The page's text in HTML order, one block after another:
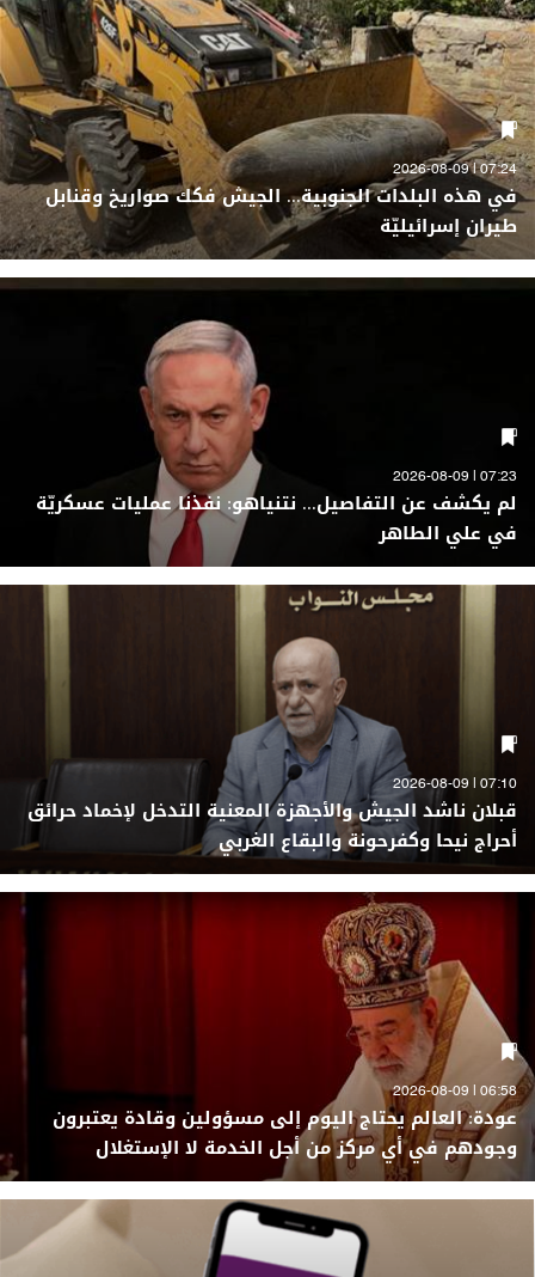
07:24 | 2026-08-09
في هذه البلدات الجنوبية... الجيش فكك صواريخ وقنابل
طيران إسرائيليّة
07:23 | 2026-08-09
لم يكشف عن التفاصيل... نتنياهو: نفذنا عمليات عسكريّة
في علي الطاهر
07:10 | 2026-08-09
قبلان ناشد الجيش والأجهزة المعنية التدخل لإخماد حرائق
أحراج نيحا وكفرحونة والبقاع الغربي
06:58 | 2026-08-09
عودة: العالم يحتاج اليوم إلى مسؤولين وقادة يعتبرون
وجودهم في أي مركز من أجل الخدمة لا الإستغلال